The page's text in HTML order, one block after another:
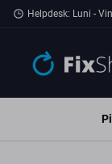
Preskočiť na hlavný
Helpdesk: Luni -